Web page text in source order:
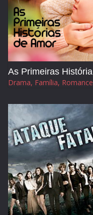
Drama, Família, Romance